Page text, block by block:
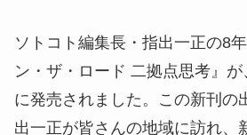
ソトコト編集長・指出一正の8
ン・ザ・ロード 二拠点思考』
に発売されました。この新刊の
出一正が皆さんの地域に訪れ、